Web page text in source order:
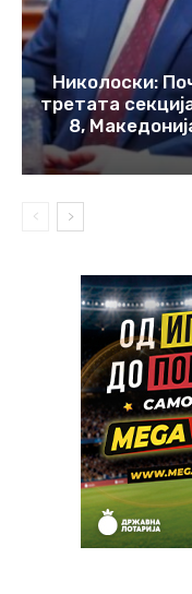
Николоски:
третата
8,